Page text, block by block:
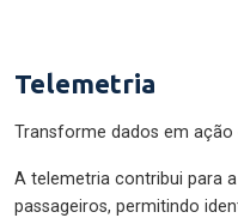
Telemetria
Transforme dados em
A telemetria contribui para
passageiros, permitindo